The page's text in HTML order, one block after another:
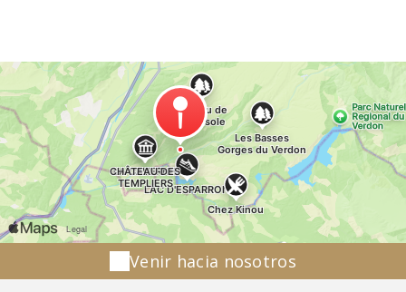
? Et quels crimes avaient-ils commis pour avoirs
subi un tel châtiment ? On ne sait pas mais les
habitants hésitent l'hiver à longer ses murs, si
riants l'été à l 'époque des festivals et des
manifestations qui s'y tiennent… Alors mythe ou
réalité ? Les chasseurs de fantômes sont encore
nombreux à venir dans l'espoir de déloger des
entités de l'autre monde.
Venir hacia nosotros